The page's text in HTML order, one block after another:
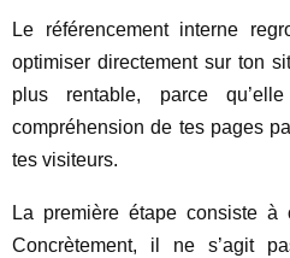
Le référencement interne
optimiser directement sur ton
plus rentable, parce
compréhension de tes pages
tes visiteurs.
La première étape consiste à
Concrètement, il ne s’agit